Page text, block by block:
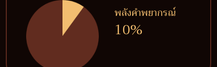
พลังคำพยากรณ์
10%